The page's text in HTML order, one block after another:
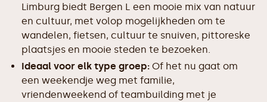
Limburg biedt Bergen L een mooie mix van natuur
en cultuur, met volop mogelijkheden om te
wandelen, fietsen, cultuur te snuiven, pittoreske
plaatsjes en mooie steden te bezoeken.
Ideaal voor elk type groep: Of het nu gaat om
een weekendje weg met familie,
vriendenweekend of teambuilding met je